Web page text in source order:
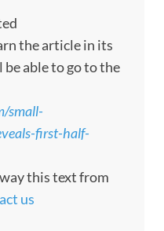
the article in its
able to go to the
small-
first-half-
this text from
us